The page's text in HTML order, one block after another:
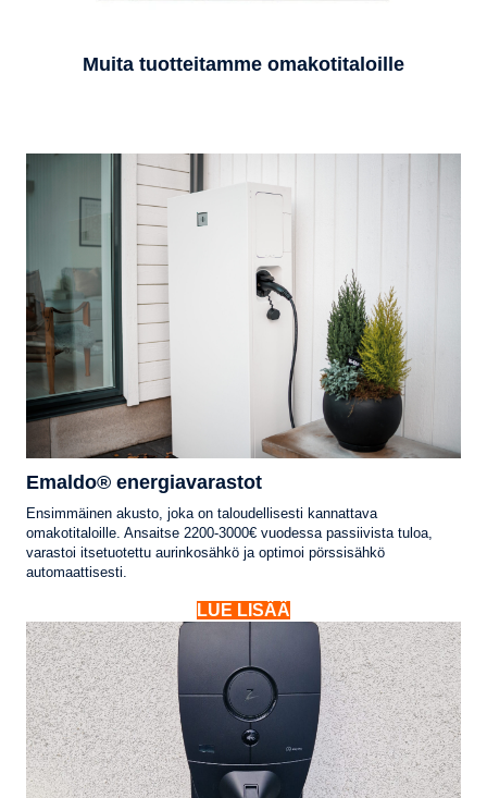
Muita tuotteitamme omakotitaloille
Emaldo® energiavarastot
Ensimmäinen akusto, joka on taloudellisesti kannattava
omakotitaloille. Ansaitse 2200-3000€ vuodessa passiivista tuloa,
varastoi itsetuotettu aurinkosähkö ja optimoi pörssisähkö
automaattisesti.
LUE LISÄÄ